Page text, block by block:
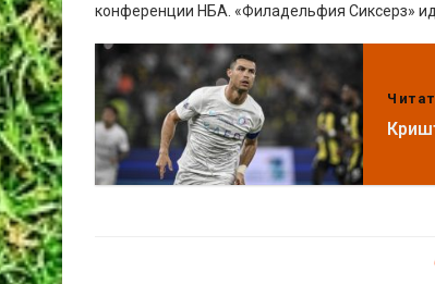
конференции НБА. «Филадельфия Сиксерз»